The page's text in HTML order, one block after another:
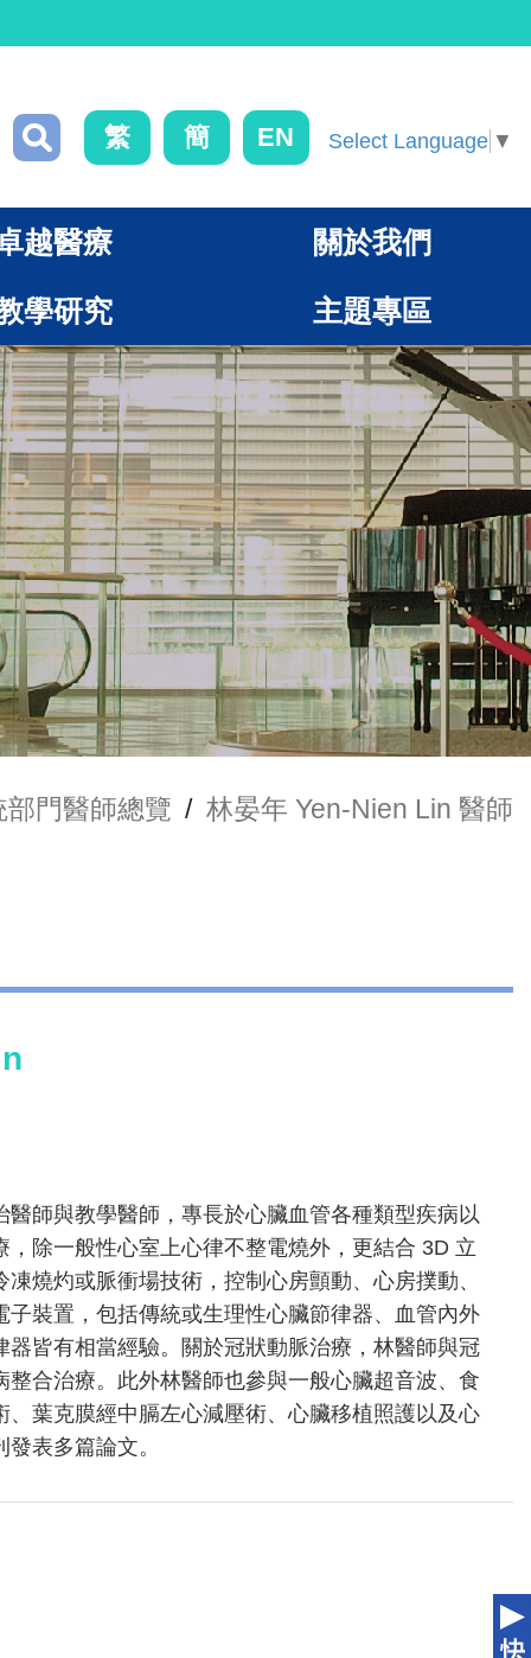
繁 簡 EN Select Language ▼
越醫療 關於我們
學研究 主題專區
門醫師總覽 / 林晏年 Yen-Nien Lin 醫師
師與教學醫師，專長於心臟血管各種類型疾病以
除一般性心室上心律不整電燒外，更結合 3D 立
燒灼或脈衝場技術，控制心房顫動、心房撲動、
裝置，包括傳統或生理性心臟節律器、血管內外
皆有相當經驗。關於冠狀動脈治療，林醫師與冠
合治療。此外林醫師也參與一般心臟超音波、食
葉克膜經中膈左心減壓術、心臟移植照護以及心
表多篇論文。